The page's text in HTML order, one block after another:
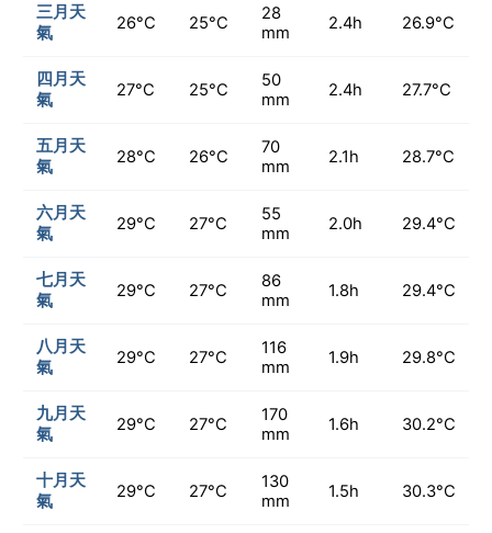
三月天
氣
26°C 25°C
28
mm
2.4h 26.9°C
四月天
氣
27°C 25°C
50
mm
2.4h 27.7°C
五月天
氣
28°C 26°C
70
mm
2.1h 28.7°C
六月天
氣
29°C 27°C
55
mm
2.0h 29.4°C
七月天
氣
29°C 27°C
86
mm
1.8h 29.4°C
八月天
氣
29°C 27°C
116
mm
1.9h 29.8°C
九月天
氣
29°C 27°C
170
mm
1.6h 30.2°C
十月天
氣
29°C 27°C
130
mm
1.5h 30.3°C